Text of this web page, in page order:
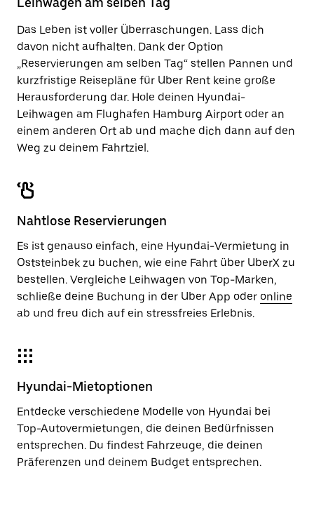
zu
Das Leben ist voller Überraschungen. Lass dich
davon nicht aufhalten. Dank der Option
„Reservierungen am selben Tag“ stellen Pannen und
kurzfristige Reisepläne für Uber Rent keine große
Herausforderung dar. Hole deinen Hyundai-
Leihwagen am Flughafen Hamburg Airport oder an
einem anderen Ort ab und mache dich dann auf den
Weg zu deinem Fahrtziel.
Nahtlose Reservierungen
Es ist genauso einfach, eine Hyundai-Vermietung in
Oststeinbek zu buchen, wie eine Fahrt über UberX zu
bestellen. Vergleiche Leihwagen von Top-Marken,
schließe deine Buchung in der Uber App oder online
ab und freu dich auf ein stressfreies Erlebnis.
Hyundai-Mietoptionen
Entdecke verschiedene Modelle von Hyundai bei
Top-Autovermietungen, die deinen Bedürfnissen
entsprechen. Du findest Fahrzeuge, die deinen
Präferenzen und deinem Budget entsprechen.